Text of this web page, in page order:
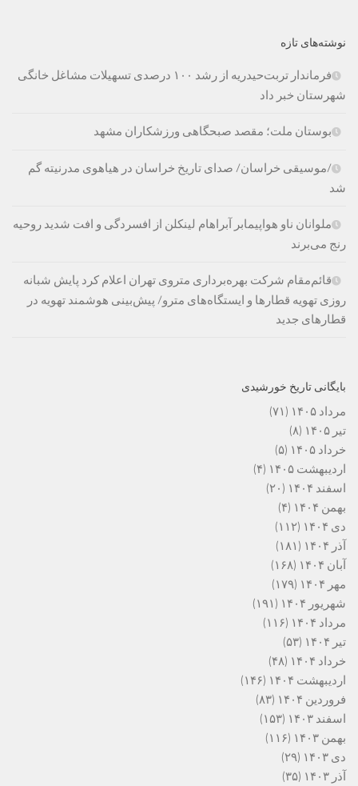
نوشته‌های تازه
فرماندار تربت‌حیدریه از رشد ۱۰۰ درصدی تسهیلات مشاغل خانگی
شهرستان خبر داد
بوستان ملت؛ مقصد صبحگاهی ورزشکاران مشهد
/موسیقی خراسان/ صدای تاریخ خراسان در هیاهوی مدرنیته گم
شد
ملوانان ناو هواپیمابر آبراهام لینکلن از افسردگی و افت شدید روحیه
رنج می‌برند
قائم‌مقام شرکت بهره‌برداری متروی تهران اعلام کرد پایش شبانه
روزی تهویه قطارها و ایستگاه‌های مترو/ پیش‌بینی هوشمند تهویه در
قطارهای جدید
بایگانی تاریخ خورشیدی
مرداد ۱۴۰۵
(۷۱)
تیر ۱۴۰۵
(۸)
خرداد ۱۴۰۵
(۵)
اردیبهشت ۱۴۰۵
(۴)
اسفند ۱۴۰۴
(۲۰)
بهمن ۱۴۰۴
(۴)
دی ۱۴۰۴
(۱۱۲)
آذر ۱۴۰۴
(۱۸۱)
آبان ۱۴۰۴
(۱۶۸)
مهر ۱۴۰۴
(۱۷۹)
شهریور ۱۴۰۴
(۱۹۱)
مرداد ۱۴۰۴
(۱۱۶)
تیر ۱۴۰۴
(۵۳)
خرداد ۱۴۰۴
(۴۸)
اردیبهشت ۱۴۰۴
(۱۴۶)
فروردین ۱۴۰۴
(۸۳)
اسفند ۱۴۰۳
(۱۵۳)
بهمن ۱۴۰۳
(۱۱۶)
دی ۱۴۰۳
(۲۹)
آذر ۱۴۰۳
(۳۵)